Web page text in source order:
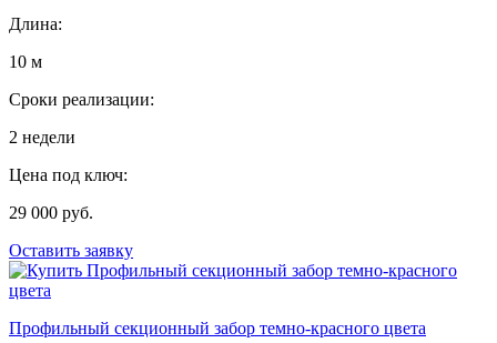
Длина:
10 м
Сроки реализации:
2 недели
Цена под ключ:
29 000 руб.
Оставить заявку
Профильный секционный забор темно-красного цвета